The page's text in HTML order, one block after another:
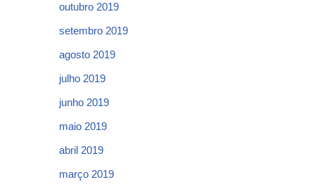
outubro 2019
setembro 2019
agosto 2019
julho 2019
junho 2019
maio 2019
abril 2019
março 2019